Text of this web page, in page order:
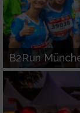
B2Run